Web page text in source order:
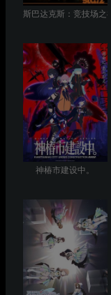
斯巴达克斯：竞技场之神
神椿市建设中。